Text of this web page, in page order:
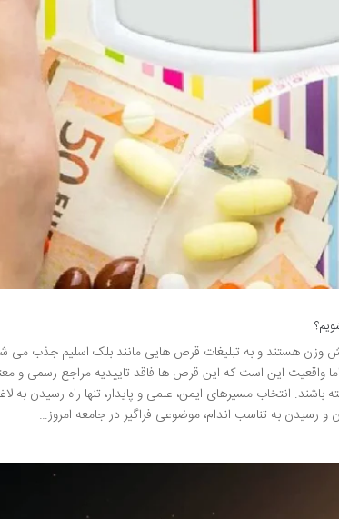
وزن هستند و به تبلیغات قرص هایی مانند بلک اسلیم جذب می
را در بازه زمانی ۶ تا ۸ هفته دارند. اما واقعیت این است که این قرص ها فاقد تاییدیه مراجع
انتخاب مسیرهای ایمن، علمی و پایدار، تنها راه رسیدن به
به تناسب اندام، موضوعی فراگیر در جامعه امروز…